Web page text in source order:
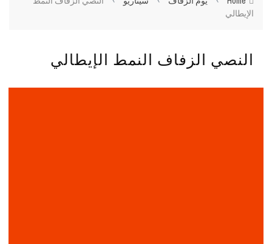
الإيطالي
النصي الزفاف النمط الإيطالي